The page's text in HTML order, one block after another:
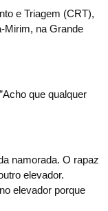
e Triagem (CRT),
Mirim, na Grande
que qualquer
namorada. O rapaz
elevador.
elevador porque